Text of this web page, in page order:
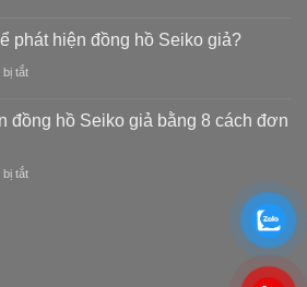
hàng
hồ
và
hồ
phát hiện đồng hồ Seiko giả?
bị tắtở
thế
đồng hồ Seiko giả bằng 8 cách đơn
bị tắtở